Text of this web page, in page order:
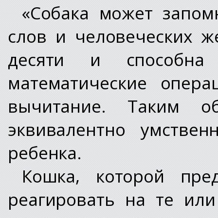
«Собака может
слов и человеческих
десяти и способна
математические
вычитание. Таким
эквивалентно
ребенка.
Кошка, которой
реагировать на те